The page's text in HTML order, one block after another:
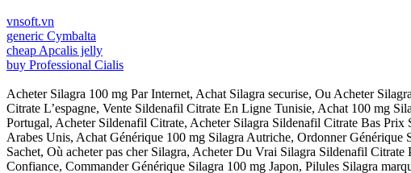
vnsoft.vn
generic Cymbalta
cheap Apcalis jelly
buy Professional Cialis
Acheter Silagra 100 mg Par Internet, Achat Silagra securise, Ou Acheter
Citrate L’espagne, Vente Sildenafil Citrate En Ligne Tunisie, Achat 100 mg
Portugal, Acheter Sildenafil Citrate, Acheter Silagra Sildenafil Citrate Bas
Arabes Unis, Achat Générique 100 mg Silagra Autriche, Ordonner
Sachet, Où acheter pas cher Silagra, Acheter Du Vrai Silagra Sildenafil
Confiance, Commander Générique Silagra 100 mg Japon, Pilules Silagra